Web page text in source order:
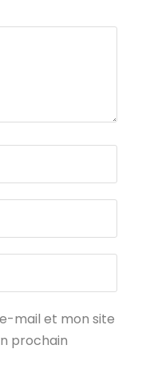
mail et mon site
prochain